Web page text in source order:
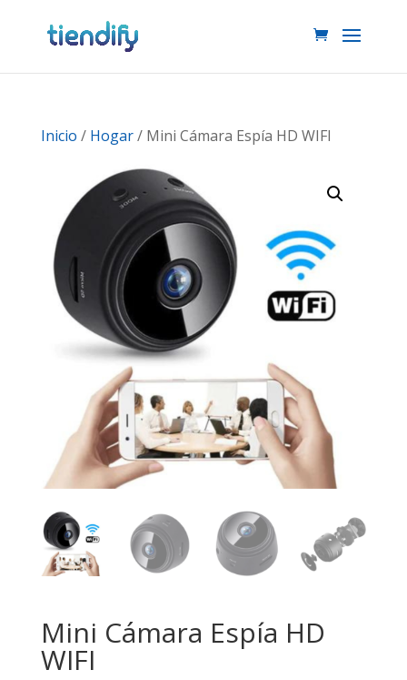
Inicio / Hogar/ Mini Cámara Espía HD WIFI
Mini Cámara Espía HD
WIFI